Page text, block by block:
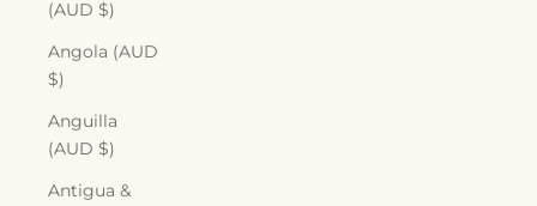
(AUD $)
Angola (AUD
$)
Anguilla
(AUD $)
Antigua &